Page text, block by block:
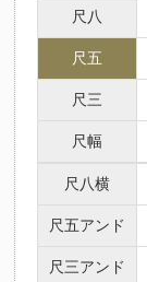
尺八
尺五
尺三
尺幅
尺八横
尺五アンド
尺三アンド